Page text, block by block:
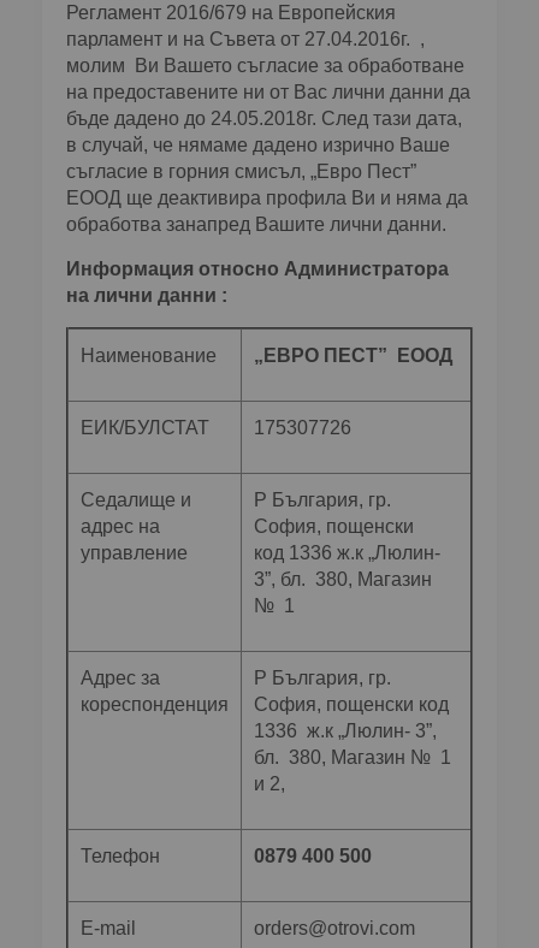
Регламент 2016/679 на Европейския
парламент и на Съвета от 27.04.2016г. ,
молим Ви Вашето съгласие за обработване
на предоставените ни от Вас лични данни да
бъде дадено до 24.05.2018г. След тази дата,
в случай, че нямаме дадено изрично Ваше
съгласие в горния смисъл, „Евро Пест”
ЕООД ще деактивира профила Ви и няма да
обработва занапред Вашите лични данни.
Информация относно Администратора
на лични данни :
Наименование „ЕВРО ПЕСТ” ЕООД
ЕИК/БУЛСТАТ 175307726
Седалище и
адрес на
управление
Р България, гр.
София, пощенски
код 1336 ж.к „Люлин-
3”, бл. 380, Магазин
№ 1
Адрес за
кореспонденция
Р България, гр.
София, пощенски код
1336 ж.к „Люлин- 3”,
бл. 380, Магазин № 1
и 2,
Телефон 0879 400 500
E-mail orders@otrovi.com